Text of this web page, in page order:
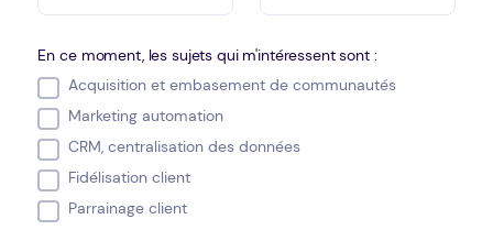
En ce moment, les sujets qui m'intéressent sont :
Acquisition et embasement de communautés
Marketing automation
CRM, centralisation des données
Fidélisation client
Parrainage client